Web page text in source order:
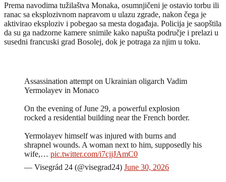
Prema navodima tužilaštva Monaka, osumnjičeni je ostavio torbu ili
ranac sa eksplozivnom napravom u ulazu zgrade, nakon čega je
aktivirao eksploziv i pobegao sa mesta događaja. Policija je saopštila
da su ga nadzorne kamere snimile kako napušta područje i prelazi u
susedni francuski grad Bosolej, dok je potraga za njim u toku.
Assassination attempt on Ukrainian oligarch Vadim
Yermolayev in Monaco
On the evening of June 29, a powerful explosion
rocked a residential building near the French border.
Yermolayev himself was injured with burns and
shrapnel wounds. A woman next to him, supposedly his
wife,… pic.twitter.com/i7cjjJAmC0
— Visegrád 24 (@visegrad24) June 30, 2026